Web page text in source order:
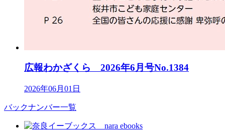
広報わかざくら 2026年6月号No.1384
2026年06月01日
バックナンバー一覧